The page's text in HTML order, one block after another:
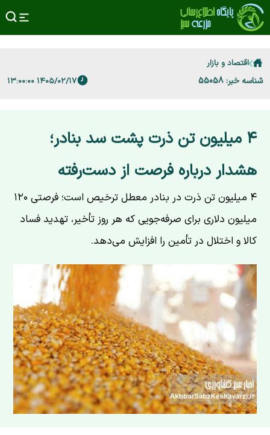
اقتصاد و بازار
شناسه خبر: 55058 ۱۴۰۵/۰۲/۱۷ ۱۳:۰۰:۰۰
۴ میلیون تن ذرت پشت سد بنادر؛
هشدار درباره فرصت از دست‌رفته
۴ میلیون تن ذرت در بنادر معطل ترخیص است؛ فرصتی ۱۲۰
میلیون دلاری برای صرفه‌جویی که هر روز تأخیر، تهدید فساد
کالا و اختلال در تأمین را افزایش می‌دهد.